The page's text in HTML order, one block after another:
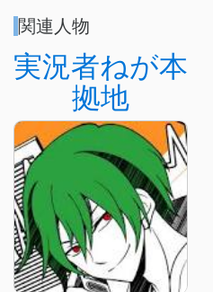
関連人物
実況者ねが本
拠地